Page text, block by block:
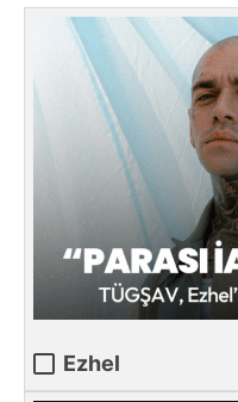
Ezhel